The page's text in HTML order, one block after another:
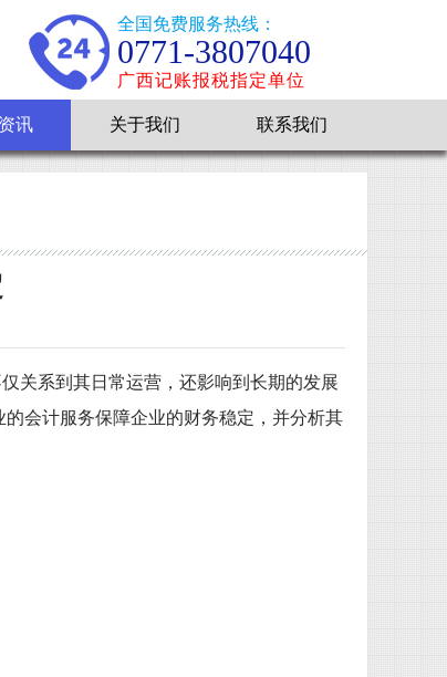
全国免费服务热线：
0771-3807040
广西记账报税指定单位
讯 关于我们 联系我们
关系到其日常运营，还影响到长期的发展
会计服务保障企业的财务稳定，并分析其